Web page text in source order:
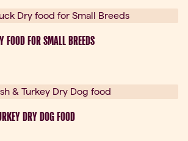
FOOD FOR SMALL BREEDS
DRY DOG FOOD